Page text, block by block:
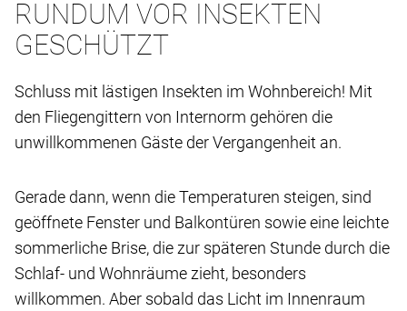
RUNDUM VOR INSEKTEN
GESCHÜTZT
Schluss mit lästigen Insekten im Wohnbereich! Mit
den Fliegengittern von Internorm gehören die
unwillkommenen Gäste der Vergangenheit an.
Gerade dann, wenn die Temperaturen steigen, sind
geöffnete Fenster und Balkontüren sowie eine leichte
sommerliche Brise, die zur späteren Stunde durch die
Schlaf- und Wohnräume zieht, besonders
willkommen. Aber sobald das Licht im Innenraum